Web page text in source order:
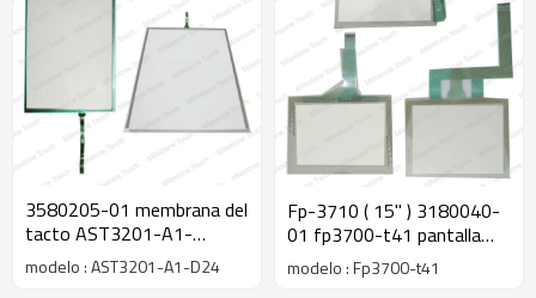
3580205-01 membrana del
tacto AST3201-A1-
D24/membrana AST3201-
A1-D24 ST-32xx (3.8 del
modelo : AST3201-A1-D24
Fp-3710 ( 15" ) 3180040-
01 fp3700-t41 pantalla
táctil/pantalla táctil
fp3700-t41 fp-3710 ( 15"
modelo : Fp3700-t41